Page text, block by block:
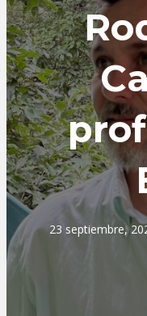
23 septiembre,